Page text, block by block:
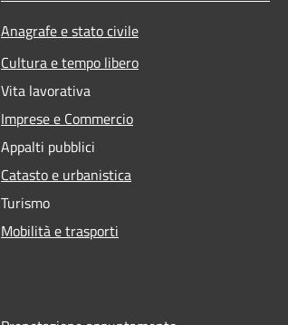
Anagrafe e stato civile
Cultura e tempo libero
Vita lavorativa
Imprese e Commercio
Appalti pubblici
Catasto e urbanistica
Turismo
Mobilità e trasporti